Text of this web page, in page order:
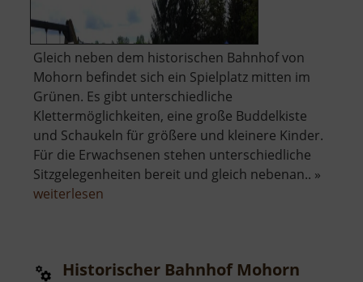
Gleich neben dem historischen Bahnhof von
Mohorn befindet sich ein Spielplatz mitten im
Grünen. Es gibt unterschiedliche
Klettermöglichkeiten, eine große Buddelkiste
und Schaukeln für größere und kleinere Kinder.
Für die Erwachsenen stehen unterschiedliche
Sitzgelegenheiten bereit und gleich nebenan.. »
weiterlesen
Historischer Bahnhof Mohorn